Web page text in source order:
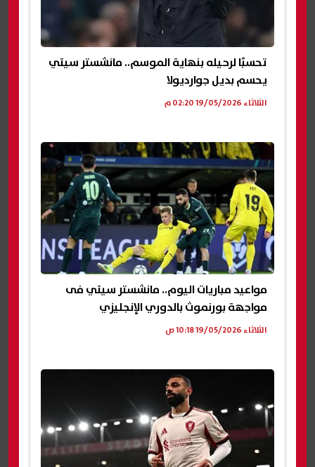
تحسبًا لرحيله بنهاية الموسم.. مانشستر سيتي
يحسم بديل جوارديولا
الثلاثاء 19/05/2026 02:20 م
مواعيد مباريات اليوم.. مانشستر سيتي فى
مواجهة بورنموث بالدوري الإنجليزي
الثلاثاء 19/05/2026 10:18 ص